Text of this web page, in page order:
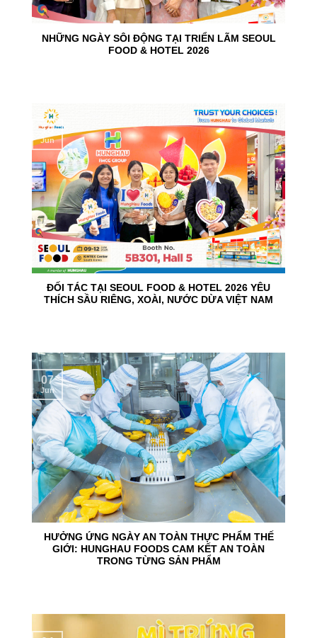
NHỮNG NGÀY SÔI ĐỘNG TẠI TRIỂN LÃM SEOUL
FOOD & HOTEL 2026
ĐỐI TÁC TẠI SEOUL FOOD & HOTEL 2026 YÊU
THÍCH SẦU RIÊNG, XOÀI, NƯỚC DỪA VIỆT NAM
10
Jun
HƯỞNG ỨNG NGÀY AN TOÀN THỰC PHẨM THẾ
GIỚI: HUNGHAU FOODS CAM KẾT AN TOÀN
TRONG TỪNG SẢN PHẨM
07
Jun